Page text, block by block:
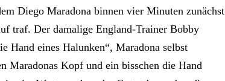
Diego Maradona binnen vier Minuten zunächst
traf. Der damalige England-Trainer Bobby
Hand eines Halunken“, Maradona selbst
Maradonas Kopf und ein bisschen die Hand